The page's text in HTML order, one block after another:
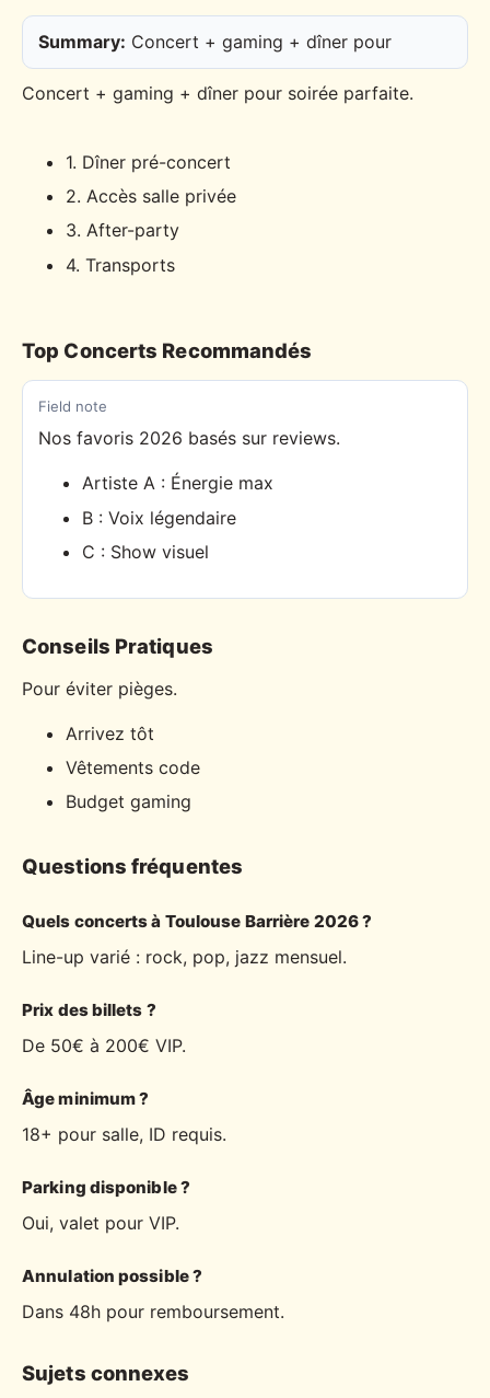
Summary: Concert + gaming + dîner pour
Concert + gaming + dîner pour soirée parfaite.
1. Dîner pré-concert
2. Accès salle privée
3. After-party
4. Transports
Top Concerts Recommandés
Field note
Nos favoris 2026 basés sur reviews.
Artiste A : Énergie max
B : Voix légendaire
C : Show visuel
Conseils Pratiques
Pour éviter pièges.
Arrivez tôt
Vêtements code
Budget gaming
Questions fréquentes
Quels concerts à Toulouse Barrière 2026 ?
Line-up varié : rock, pop, jazz mensuel.
Prix des billets ?
De 50€ à 200€ VIP.
Âge minimum ?
18+ pour salle, ID requis.
Parking disponible ?
Oui, valet pour VIP.
Annulation possible ?
Dans 48h pour remboursement.
Sujets connexes